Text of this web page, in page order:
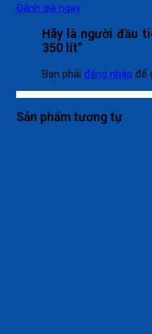
Đánh giá ngay
Hãy là người đầu
350 lít”
Bạn phải đăng nhập để
Sản phẩm tương tự